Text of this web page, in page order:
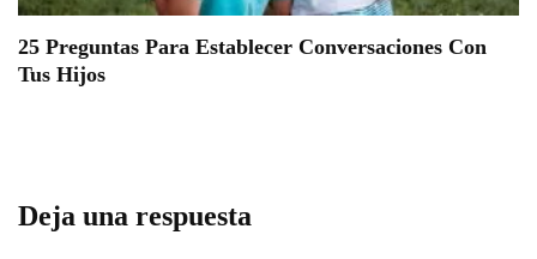
25 Preguntas Para Establecer Conversaciones Con
Tus Hijos
Deja una respuesta